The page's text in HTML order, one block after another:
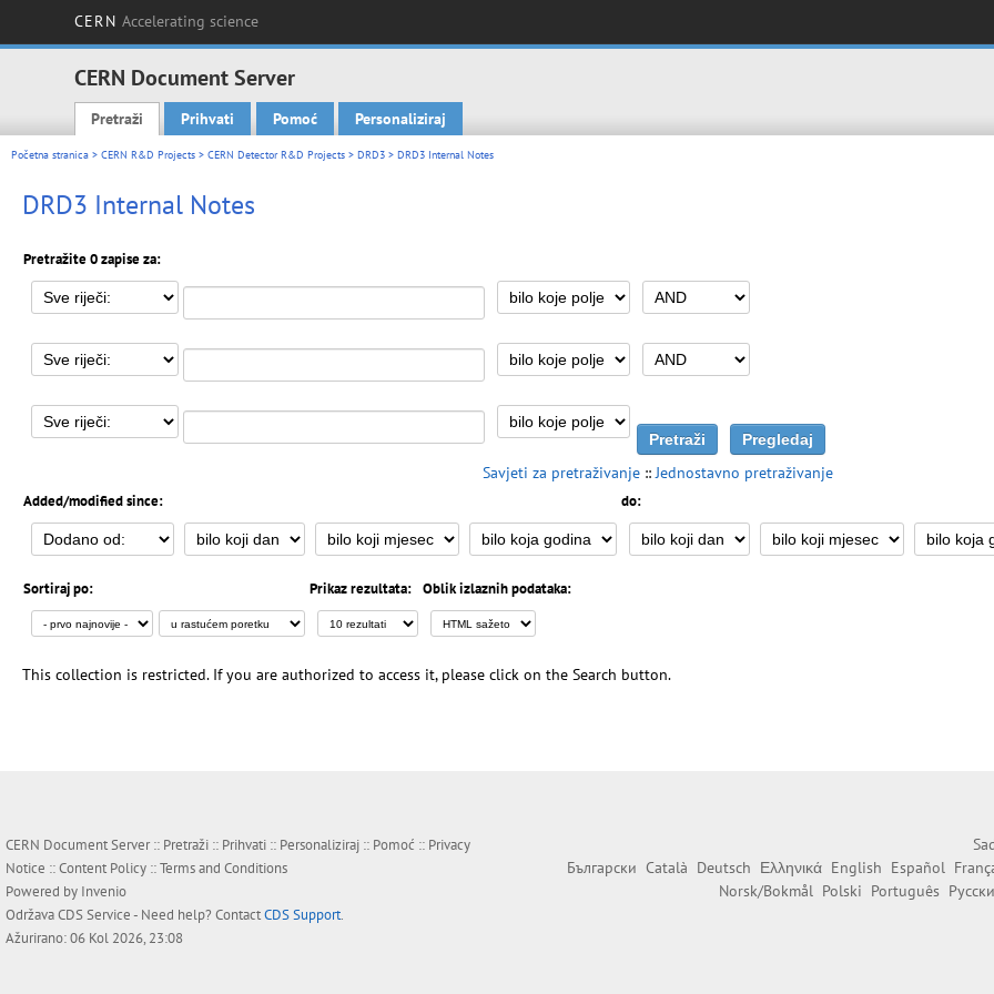
CERN Accelerating science
CERN Document Server
Main menu
Pretraži Prihvati Pomoć Personaliziraj
Početna stranica > CERN R&D Projects > CERN Detector R&D Projects > DRD3 > DRD3 Internal Notes
DRD3 Internal Notes
Pretražite 0 zapise za:
Savjeti za pretraživanje ::Jednostavno pretraživanje
Added/modified since: do:
Sortiraj po: Prikaz rezultata: Oblik izlaznih podataka:
This collection is restricted. If you are authorized to access it, please click on the Search button.
CERN Document Server :: Pretraži :: Prihvati :: Personaliziraj :: Pomoć :: Privacy
Notice ::Content Policy ::Terms and Conditions
Powered by Invenio
OdržavaCDS Service- Need help? ContactCDS Support.
Ažurirano: 06 Kol 2026, 23:08
Български Català Deutsch Ελληνικά English Español
Norsk/Bokmål Polski Português